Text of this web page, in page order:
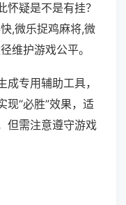
疑是不是有挂？
,微乐捉鸡麻将,微
维护游戏公平。
专用辅助工具，
现“必胜”效果，适
但需注意遵守游戏